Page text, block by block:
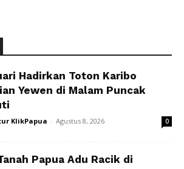
Hadirkan Toton Karibo
Yewen di Malam Puncak
KlikPapua - Agustus 8, 2026 0
Papua Adu Racik di